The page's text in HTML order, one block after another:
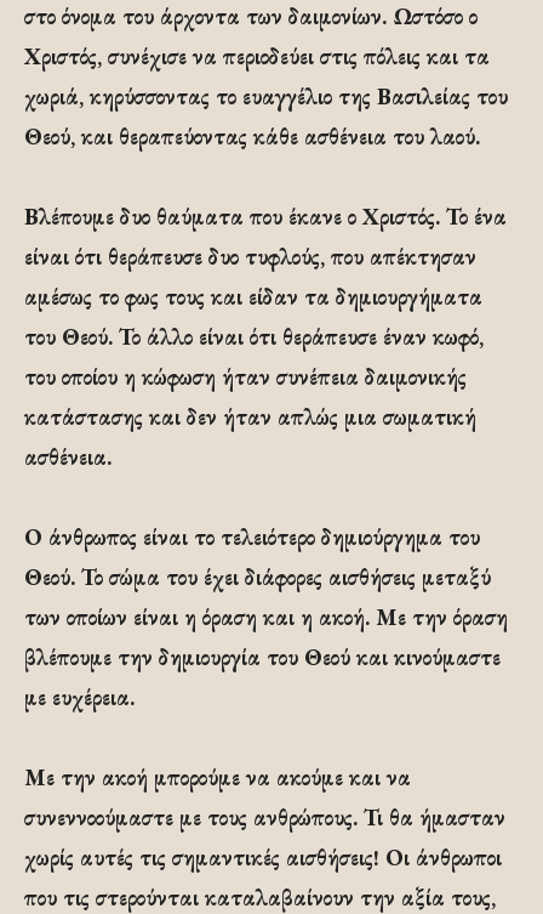
στο όνομα του άρχοντα των δαιμονίων. Ωστόσο ο
Χριστός, συνέχισε να περιοδεύει στις πόλεις και τα
χωριά, κηρύσσοντας το ευαγγέλιο της Βασιλείας του
Θεού, και θεραπεύοντας κάθε ασθένεια του λαού.
Βλέπουμε δυο θαύματα που έκανε ο Χριστός. Το ένα
είναι ότι θεράπευσε δυο τυφλούς, που απέκτησαν
αμέσως το φως τους και είδαν τα δημιουργήματα
του Θεού. Το άλλο είναι ότι θεράπευσε έναν κωφό,
του οποίου η κώφωση ήταν συνέπεια δαιμονικής
κατάστασης και δεν ήταν απλώς μια σωματική
ασθένεια.
Ο άνθρωπος είναι το τελειότερο δημιούργημα του
Θεού. Το σώμα του έχει διάφορες αισθήσεις μεταξύ
των οποίων είναι η όραση και η ακοή. Με την όραση
βλέπουμε την δημιουργία του Θεού και κινούμαστε
με ευχέρεια.
Με την ακοή μπορούμε να ακούμε και να
συνεννοούμαστε με τους ανθρώπους. Τι θα ήμασταν
χωρίς αυτές τις σημαντικές αισθήσεις! Οι άνθρωποι
που τις στερούνται καταλαβαίνουν την αξία τους,